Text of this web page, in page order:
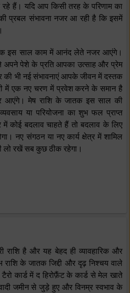
रहे हैं। यदि आप किसी तरह के परिणाम का
प्रबल संभावना नजर आ रही है कि इसमें
इस साल काम में आनंद लेते नजर आएंगे।
अपने पेशे के प्रति आपका उत्साह और प्रेम
की भी नई संभावनाएं आपके जीवन में दस्तक
में एक नए चरण में प्रवेश करने के समान है
आएंगे। मेष राशि के जातक इस साल की
या परियोजना का शुभ फल प्राप्त
कोई बदलाव चाहते हैं तो बदलाव के लिए
नए संगठन या नए कार्य क्षेत्र में शामिल
लो रखें सब कुछ ठीक रहेगा।
राशि है और यह बेहद ही व्यावहारिक और
राशि के जातक जिद्दी और दृढ़ निश्चय वाले
कार्ड में द हिरोफ़ैंट के कार्ड से मेल खाते
जमीन से जुड़े हुए और विनम्र स्वभाव के